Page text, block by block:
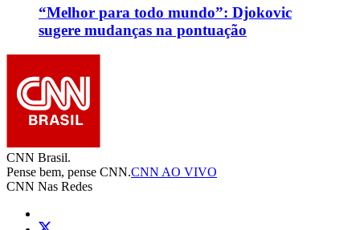
“Melhor para todo mundo”: Djokovic
sugere mudanças na pontuação
CNN Brasil.
Pense bem, pense CNN.CNN AO VIVO
CNN Nas Redes